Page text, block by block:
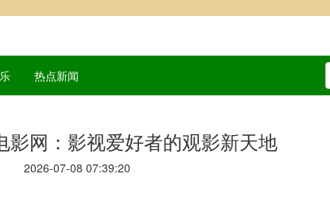
热点新闻
影网：影视爱好者的观影新天地
2026-07-08 07:39:20